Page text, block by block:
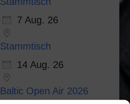
7 Aug. 26
Stammtisch
14 Aug. 26
Baltic Open Air 2026